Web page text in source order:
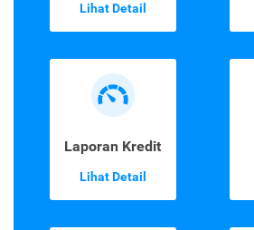
Lihat Detail
Laporan Kredit
Lihat Detail